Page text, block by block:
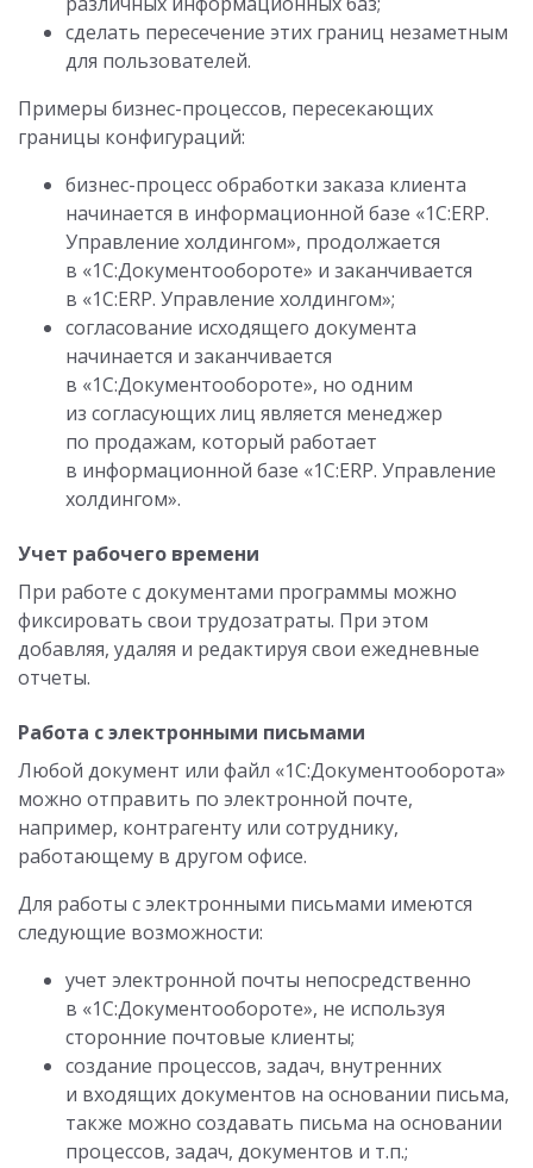
сделать пересечение этих границ незаметным
для пользователей.
Примеры бизнес-процессов, пересекающих
границы конфигураций:
бизнес-процесс обработки заказа клиента
начинается в информационной базе «1С:ERP.
Управление холдингом», продолжается
в «1С:Документообороте» и заканчивается
в «1С:ERP. Управление холдингом»;
согласование исходящего документа
начинается и заканчивается
в «1С:Документообороте», но одним
из согласующих лиц является менеджер
по продажам, который работает
в информационной базе «1С:ERP. Управление
холдингом».
Учет рабочего времени
При работе с документами программы можно
фиксировать свои трудозатраты. При этом
добавляя, удаляя и редактируя свои ежедневные
отчеты.
Работа с электронными письмами
Любой документ или файл «1С:Документооборота»
можно отправить по электронной почте,
например, контрагенту или сотруднику,
работающему в другом офисе.
Для работы с электронными письмами имеются
следующие возможности:
учет электронной почты непосредственно
в «1С:Документообороте», не используя
сторонние почтовые клиенты;
создание процессов, задач, внутренних
и входящих документов на основании письма,
также можно создавать письма на основании
процессов, задач, документов и т.п.;